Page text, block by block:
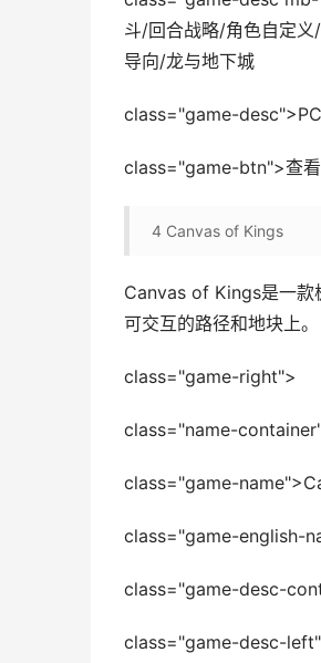
斗/回合战略/角色自定
导向/龙与地下城
class="game-
class="game-btn">查
4 Canvas of Kings
Canvas of Kings是一款
可交互的路径和地块上。
class="game-right">
class="name-
class="game-
class="game-english-
class="game-desc-
class="game-desc-